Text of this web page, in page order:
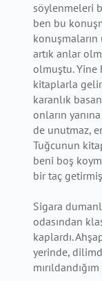
söylenmeleri
ben bu
konuşmaların
artık anlar
olmuştu.
kitaplarla
karanlık
onların
de unutmaz,
Tuğcunun
beni boş
bir taç
Sigara
odasından
kaplardı.
yerinde,
mırıldandığım